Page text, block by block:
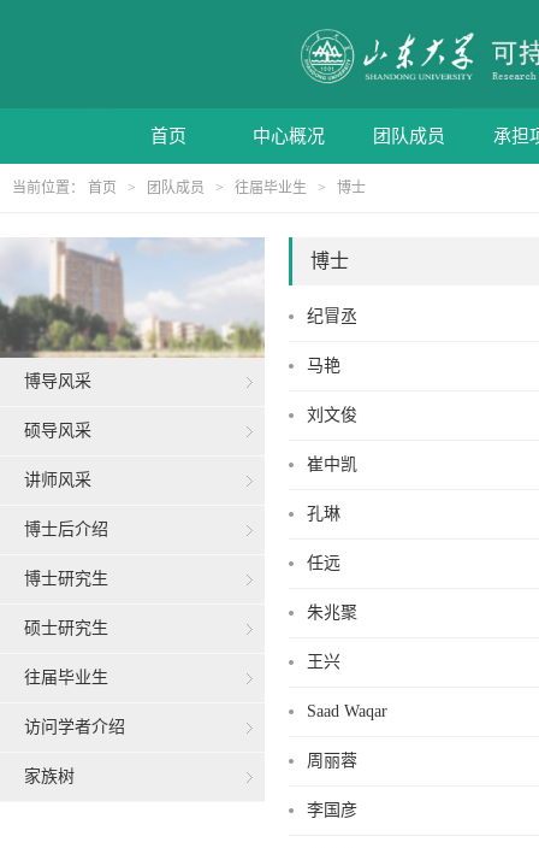
首页 中心概况 团队成员 承担
当前位置： 首页 > 团队成员 > 往届毕业生 > 博士
博导风采
硕导风采
讲师风采
博士后介绍
博士研究生
硕士研究生
往届毕业生
访问学者介绍
家族树
博士
纪冒丞
马艳
刘文俊
崔中凯
孔琳
任远
朱兆聚
王兴
Saad Waqar
周丽蓉
李国彦